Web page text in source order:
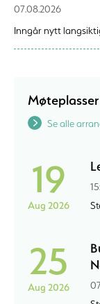
07.08.2026
Inngår nytt
Møteplasser
Se alle
19
Aug 2026
25
Aug 2026